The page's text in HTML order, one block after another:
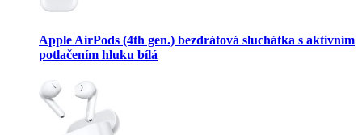
Apple AirPods (4th gen.) bezdrátová sluchátka s aktivním
potlačením hluku bílá